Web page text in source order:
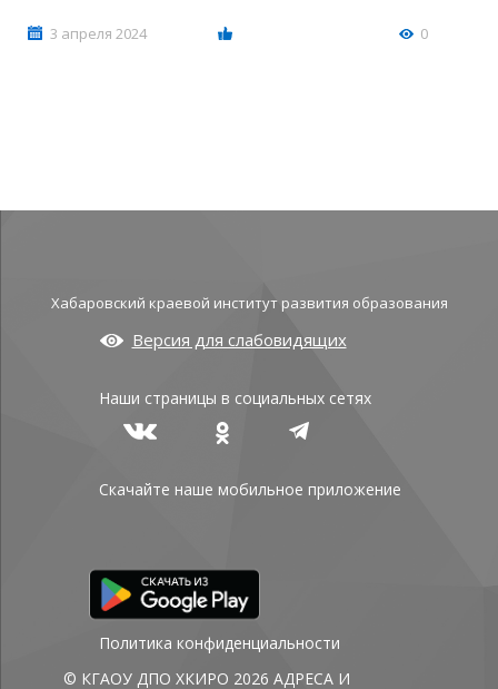
3 апреля 2024 0
Хабаровский краевой институт развития образования
Версия для слабовидящих
Наши страницы в социальных сетях
Скачайте наше мобильное приложение
Политика конфиденциальности
© КГАОУ ДПО ХКИРО 2026 АДРЕСА И